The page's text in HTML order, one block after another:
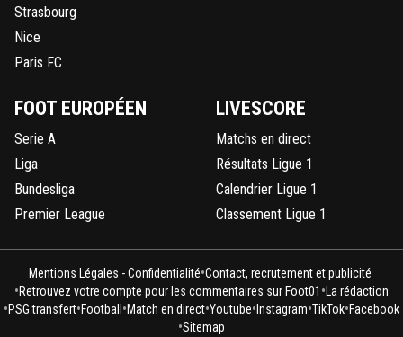
Strasbourg
Nice
Paris FC
FOOT EUROPÉEN
Serie A
Liga
Bundesliga
Premier League
LIVESCORE
Matchs en direct
Résultats Ligue 1
Calendrier Ligue 1
Classement Ligue 1
Mentions Légales - Confidentialité•Contact, recrutement et publicité
•Retrouvez votre compte pour les commentaires sur Foot01 • La rédaction
•PSG transfert•Football •Match en direct•Youtube• Instagram•TikTok•Facebook
•Sitemap